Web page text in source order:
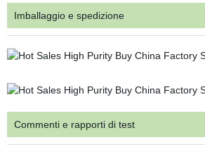
Imballaggio e spedizione
Commenti e rapporti di test